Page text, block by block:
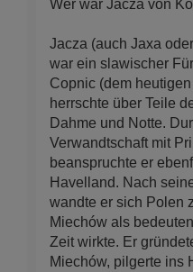
Wer war Jacza von
Jacza (auch Jaxa
war ein slawischer
Copnic (dem
herrschte über Teile
Dahme und Notte.
Verwandtschaft mit
beanspruchte er
Havelland. Nach
wandte er sich Polen
Miechów als
Zeit wirkte. Er
Miechów, pilgerte ins